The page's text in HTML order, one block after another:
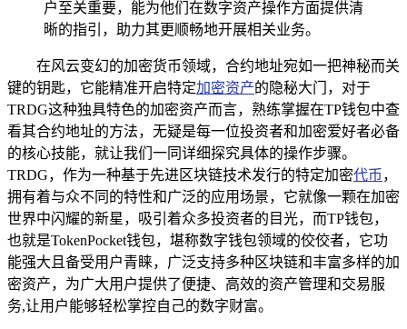
户至关重要，能为他们在数字资产操作方面提供清
晰的指引，助力其更顺畅地开展相关业务。
在风云变幻的加密货币领域，合约地址宛如一把神秘而关
键的钥匙，它能精准开启特定加密资产的隐秘大门，对于
TRDG这种独具特色的加密资产而言，熟练掌握在TP钱包中查
看其合约地址的方法，无疑是每一位投资者和加密爱好者必备
的核心技能，就让我们一同详细探究具体的操作步骤。
TRDG，作为一种基于先进区块链技术发行的特定加密代币 ，
拥有着与众不同的特性和广泛的应用场景，它就像一颗在加密
世界中闪耀的新星，吸引着众多投资者的目光，而TP钱包，
也就是TokenPocket钱包，堪称数字钱包领域的佼佼者，它功
能强大且备受用户青睐，广泛支持多种区块链和丰富多样的加
密资产，为广大用户提供了便捷、高效的资产管理和交易服
务,让用户能够轻松掌控自己的数字财富。